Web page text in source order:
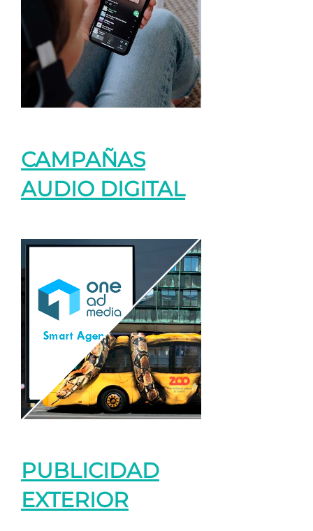
CAMPAÑAS
AUDIO DIGITAL
PUBLICIDAD
EXTERIOR